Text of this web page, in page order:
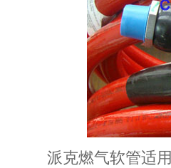
派克燃气软管适用